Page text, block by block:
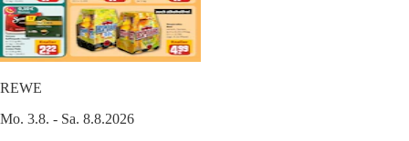
REWE
Mo. 3.8. - Sa. 8.8.2026